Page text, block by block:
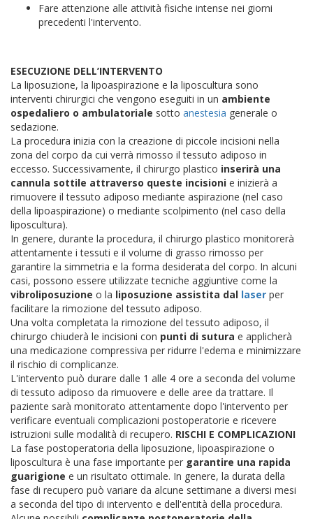
Fare attenzione alle attività fisiche intense nei giorni
precedenti l'intervento.
ESECUZIONE DELL’INTERVENTO
La liposuzione, la lipoaspirazione e la liposcultura sono
interventi chirurgici che vengono eseguiti in un ambiente
ospedaliero o ambulatoriale sotto anestesia generale o
sedazione.
La procedura inizia con la creazione di piccole incisioni nella
zona del corpo da cui verrà rimosso il tessuto adiposo in
eccesso. Successivamente, il chirurgo plastico inserirà una
cannula sottile attraverso queste incisioni e inizierà a
rimuovere il tessuto adiposo mediante aspirazione (nel caso
della lipoaspirazione) o mediante scolpimento (nel caso della
liposcultura).
In genere, durante la procedura, il chirurgo plastico monitorerà
attentamente i tessuti e il volume di grasso rimosso per
garantire la simmetria e la forma desiderata del corpo. In alcuni
casi, possono essere utilizzate tecniche aggiuntive come la
vibroliposuzione o la liposuzione assistita dal laser per
facilitare la rimozione del tessuto adiposo.
Una volta completata la rimozione del tessuto adiposo, il
chirurgo chiuderà le incisioni con punti di sutura e applicherà
una medicazione compressiva per ridurre l'edema e minimizzare
il rischio di complicanze.
L'intervento può durare dalle 1 alle 4 ore a seconda del volume
di tessuto adiposo da rimuovere e delle aree da trattare. Il
paziente sarà monitorato attentamente dopo l'intervento per
verificare eventuali complicazioni postoperatorie e ricevere
istruzioni sulle modalità di recupero. RISCHI E COMPLICAZIONI
La fase postoperatoria della liposuzione, lipoaspirazione o
liposcultura è una fase importante per garantire una rapida
guarigione e un risultato ottimale. In genere, la durata della
fase di recupero può variare da alcune settimane a diversi mesi
a seconda del tipo di intervento e dell'entità della procedura.